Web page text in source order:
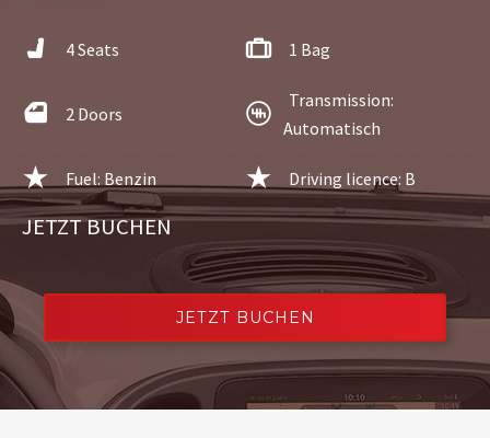
4 Seats 1 Bag
2 Doors
Transmission:
Automatisch
Fuel: Benzin Driving licence: B
JETZT BUCHEN
JETZT BUCHEN